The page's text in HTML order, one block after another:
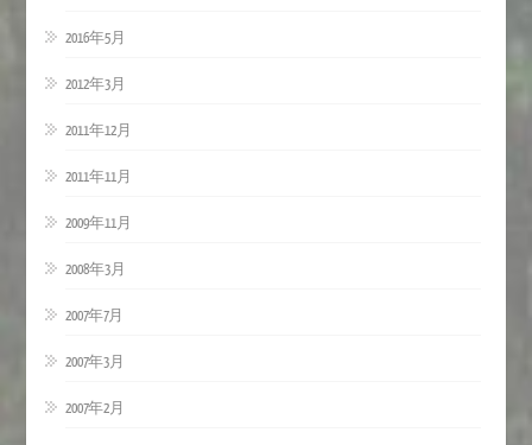
2016年5月
2012年3月
2011年12月
2011年11月
2009年11月
2008年3月
2007年7月
2007年3月
2007年2月